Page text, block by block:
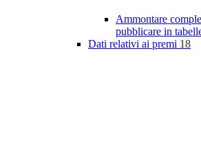
Ammontare
pubblicare in
Dati relativi ai premi 18